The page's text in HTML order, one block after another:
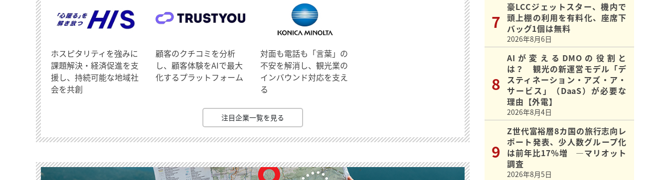
ホスピタリティを強みに
課題解決・経済促進を支
援し、持続可能な地域社
会を共創
顧客のクチコミを分析
し、顧客体験をAIで最大
化するプラットフォーム
対面も電話も「言葉」の
不安を解消し、観光業の
インバウンド対応を支え
る
注目企業一覧を見る
豪LCCジェットスター、機内で
頭上棚の利用を有料化、座席下
バッグ1個は無料
2026年8月6日
AIが変えるDMOの役割と
は？ 観光の新運営モデル「デ
スティネーション・アズ・ア・
サービス」（DaaS）が必要な
理由【外電】
2026年8月4日
Z世代富裕層8カ国の旅行志向レ
ポート発表、少人数グループ化
は前年比17％増 ―マリオット
調査
2026年8月5日